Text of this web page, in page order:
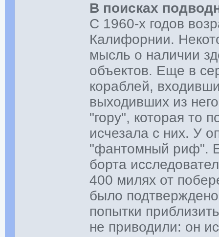
В поисках
С 1960-х годов
Калифорнии.
мысль о наличии
объектов. Еще в
кораблей,
выходивших из
"гору", которая то
исчезала с них. У
"фантомный риф".
борта
400 милях от
было
попытки
не приводили: он